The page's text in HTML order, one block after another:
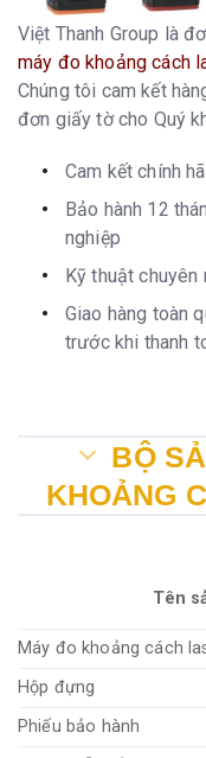
Việt Thanh Group là
máy đo khoảng cách
Chúng tôi cam kết
đơn giấy tờ cho Quý
Cam kết chính
Bảo hành 12
nghiệp
Kỹ thuật
Giao hàng toàn
trước khi thanh
BỘ
KHOẢNG
Tên
Máy đo khoảng cách
Hộp đựng
Phiếu bảo hành